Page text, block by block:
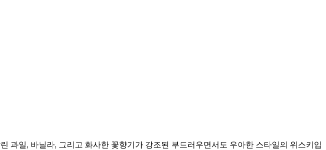
과일, 바닐라, 그리고 화사한 꽃향기가 강조된 부드러우면서도 우아한 스타일의 위스키입